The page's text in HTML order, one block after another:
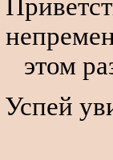
этом
Успей